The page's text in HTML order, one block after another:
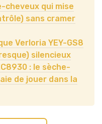
cheveux qui mise
sans cramer
Verloria YEY-GS8
silencieux
: le sèche-
de jouer dans la